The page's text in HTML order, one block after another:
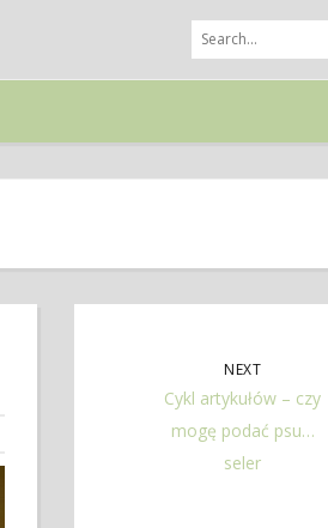
NEXT
Cykl artykułów – czy
mogę podać psu…
seler